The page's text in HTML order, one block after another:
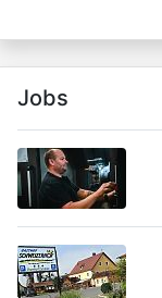
Jobs